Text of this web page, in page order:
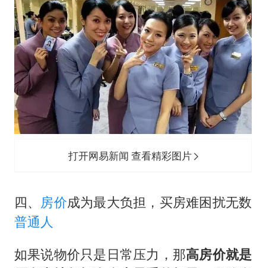
打开网易新闻 查看精彩图片
四、 房价成为最大负担，买房难困扰无数
普通人
如果说物价只是日常压力，那高房价就是